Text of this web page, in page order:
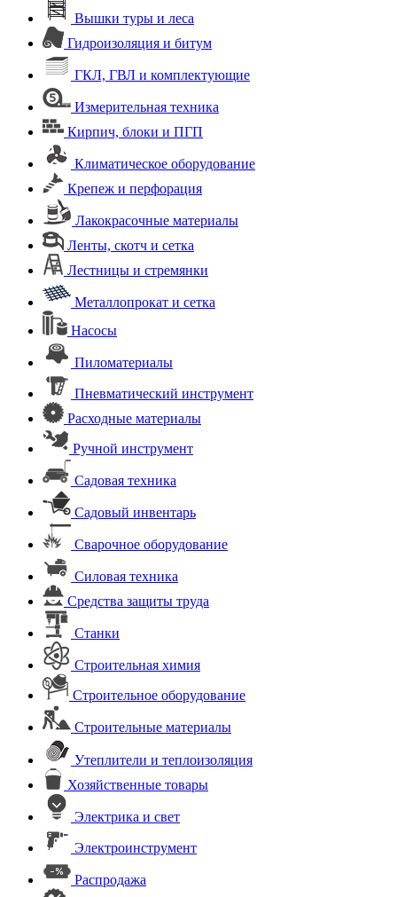
Вышки туры и леса
Гидроизоляция и битум
ГКЛ, ГВЛ и комплектующие
Измерительная техника
Кирпич, блоки и ПГП
Климатическое оборудование
Крепеж и перфорация
Лакокрасочные материалы
Ленты, скотч и сетка
Лестницы и стремянки
Металлопрокат и сетка
Насосы
Пиломатериалы
Пневматический инструмент
Расходные материалы
Ручной инструмент
Садовая техника
Садовый инвентарь
Сварочное оборудование
Силовая техника
Средства защиты труда
Станки
Строительная химия
Строительное оборудование
Строительные материалы
Утеплители и теплоизоляция
Хозяйственные товары
Электрика и свет
Электроинструмент
Распродажа